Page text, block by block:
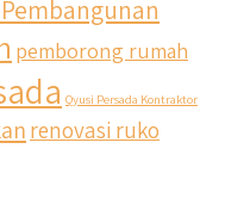
pemborong rumah
Qyusi Persada Kontraktor
renovasi ruko